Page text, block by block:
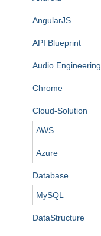
AngularJS
API Blueprint
Audio Engineering
Chrome
Cloud-Solution
AWS
Azure
Database
MySQL
DataStructure